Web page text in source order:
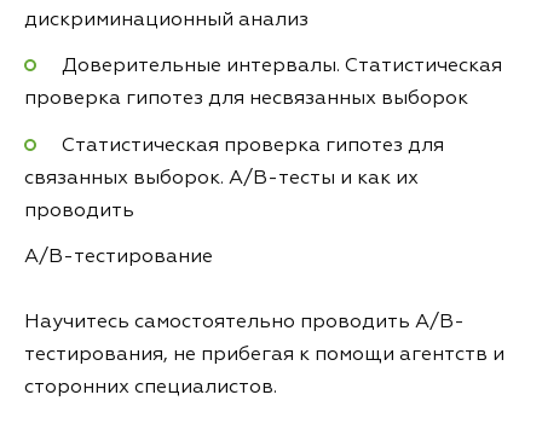
дискриминационный анализ
Доверительные интервалы. Статистическая
проверка гипотез для несвязанных выборок
Статистическая проверка гипотез для
связанных выборок. A/B-тесты и как их
проводить
A/B-тестирование
Научитесь самостоятельно проводить A/B-
тестирования, не прибегая к помощи агентств и
сторонних специалистов.